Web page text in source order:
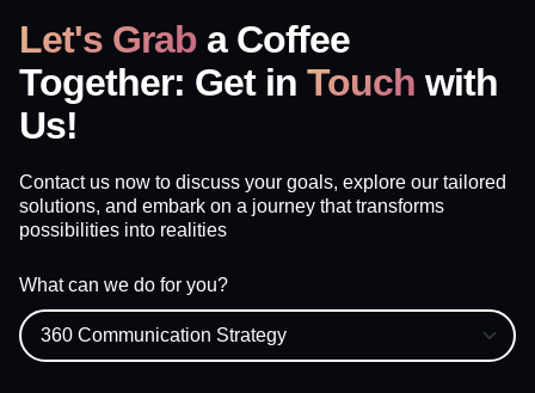
Let's Grab a Coffee
Together: Get in Touch with
Us!
Contact us now to discuss your goals, explore our tailored
solutions, and embark on a journey that transforms
possibilities into realities
What can we do for you?